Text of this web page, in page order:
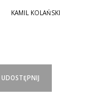
KAMIL KOLAŃSKI
UDOSTĘPNIJ